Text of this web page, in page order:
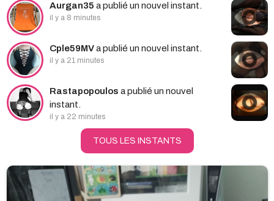
Aurgan35 a publié un nouvel instant.
il y a 8 minutes
Cple59MVa publié un nouvel instant.
il y a 21 minutes
Rastapopoulos a publié un nouvel
instant.
il y a 22 minutes
TOUS LES INSTANTS